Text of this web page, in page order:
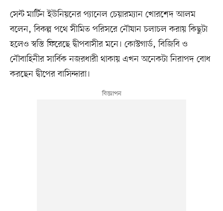
সেন্ট মার্টিন ইউনিয়নের প্যানেল চেয়ারম্যান খোরশেদ আলম
বলেন, বিকল্প পথে সীমিত পরিসরে নৌযান চলাচল করায় কিছুটা
হলেও স্বস্তি ফিরেছে দ্বীপবাসীর মনে। কোস্টগার্ড, বিজিবি ও
নৌবাহিনীর সার্বিক নজরধারী থাকায় এখন অনেকটা নিরাপদ বোধ
করছেন দ্বীপের বাসিন্দারা।